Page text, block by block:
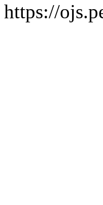
https://